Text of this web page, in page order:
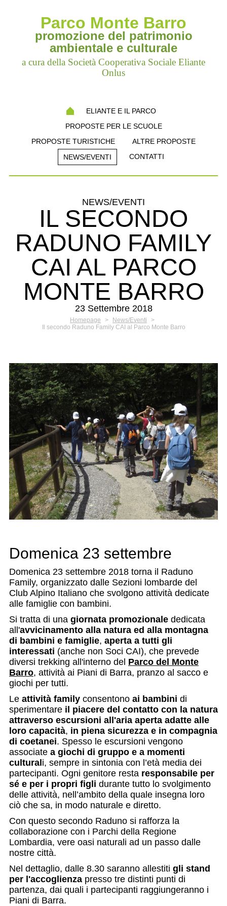
Parco Monte Barro
promozione del patrimonio
ambientale e culturale
a cura della Società Cooperativa Sociale Eliante
Onlus
ELIANTE E IL PARCO
PROPOSTE PER LE SCUOLE
PROPOSTE TURISTICHE
ALTRE PROPOSTE
NEWS/EVENTI
CONTATTI
NEWS/EVENTI
IL SECONDO
RADUNO FAMILY
CAI AL PARCO
MONTE BARRO
23 Settembre 2018
Homepage > News/Eventi
>
Il secondo Raduno Family CAI al Parco Monte Barro
Domenica 23 settembre
Domenica 23 settembre 2018 torna il Raduno
Family, organizzato dalle Sezioni lombarde del
Club Alpino Italiano che svolgono attività dedicate
alle famiglie con bambini.
Si tratta di una giornata promozionale dedicata
all'avvicinamento alla natura ed alla montagna
di bambini e famiglie, aperta a tutti gli
interessati (anche non Soci CAI), che prevede
diversi trekking all'interno del Parco del Monte
Barro, attività ai Piani di Barra, pranzo al sacco e
giochi per tutti.
Le attività family consentono ai bambini di
sperimentare il piacere del contatto con la natura
attraverso escursioni all'aria aperta adatte alle
loro capacità, in piena sicurezza e in compagnia
di coetanei. Spesso le escursioni vengono
associate a giochi di gruppo e a momenti
cultural i, sempre in sintonia con l’età media dei
partecipanti. Ogni genitore resta responsabile per
sé e per i propri figli durante tutto lo svolgimento
delle attività, nell’ambito della quale insegna loro
ciò che sa, in modo naturale e diretto.
Con questo secondo Raduno si rafforza la
collaborazione con i Parchi della Regione
Lombardia, vere oasi naturali ad un passo dalle
nostre città.
Nel dettaglio, dalle 8.30 saranno allestiti gli stand
per l'accoglienza presso tre distinti punti di
partenza, dai quali i partecipanti raggiungeranno i
Piani di Barra.